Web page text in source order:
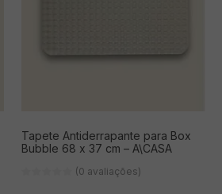
Tapete Antiderrapante para Box
Bubble 68 x 37 cm – A\CASA
(0 avaliações)